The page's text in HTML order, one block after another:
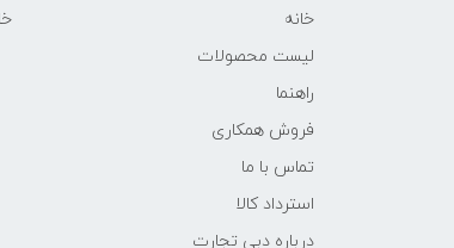
خانه
لیست محصولات
راهنما
فروش همکاری
تماس با ما
استرداد کالا
درباره دبی تجارت